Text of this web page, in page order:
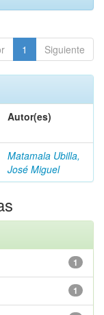
1 Siguiente
Autor(es)
Matamala Ubilla,
José Miguel
1
1